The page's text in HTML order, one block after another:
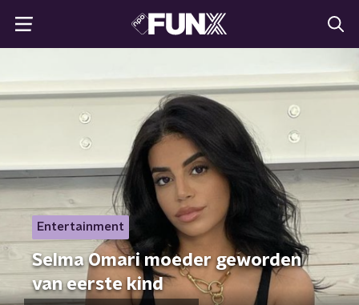
Entertainment
Selma Omari moeder geworden
van eerste kind